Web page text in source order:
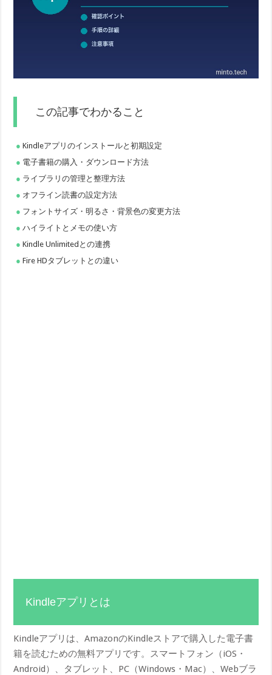
この記事でわかること
Kindleアプリのインストールと初期設定
電子書籍の購入・ダウンロード方法
ライブラリの管理と整理方法
オフライン読書の設定方法
フォントサイズ・明るさ・背景色の変更方法
ハイライトとメモの使い方
Kindle Unlimitedとの連携
Fire HDタブレットとの違い
Kindleアプリとは
Kindleアプリは、AmazonのKindleストアで購入した電子書
籍を読むための無料アプリです。スマートフォン（iOS・
Android）、タブレット、PC（Windows・Mac）、Webブラ